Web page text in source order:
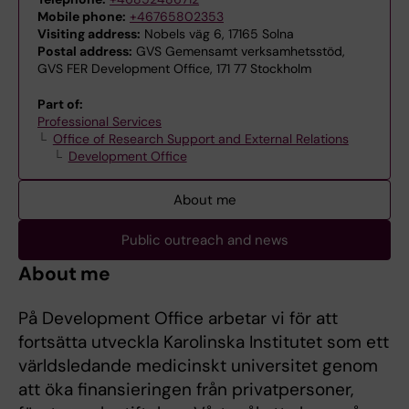
Mobile phone: +46765802353
Visiting address: Nobels väg 6, 17165 Solna
Postal address: GVS Gemensamt verksamhetsstöd,
GVS FER Development Office, 171 77 Stockholm
Part of:
Professional Services
Office of Research Support and External Relations
Development Office
About me
Public outreach and news
About me
På Development Office arbetar vi för att
fortsätta utveckla Karolinska Institutet som ett
världsledande medicinskt universitet genom
att öka finansieringen från privatpersoner,